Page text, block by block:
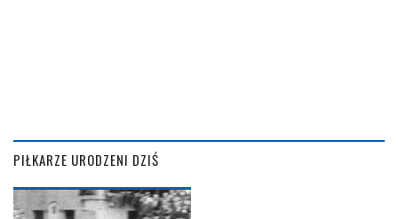
PIŁKARZE URODZENI DZIŚ